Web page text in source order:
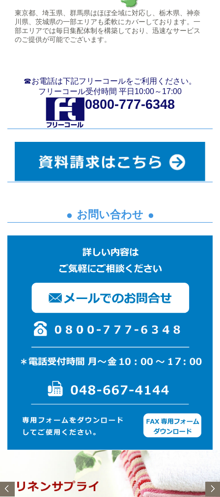
東京都、埼玉県、群馬県はほぼ全域に対応し、栃木県、神奈
川県、茨城県の一部エリアも柔軟にカバーしております。一
部エリアでは毎日集配体制を構築しており、迅速なサービス
のご提供が可能でございます。
☎お電話は下記フリーコールをご利用ください。
フリーコール受付時間 平日10:00～17:00
0800-777-6348
お問い合わせ